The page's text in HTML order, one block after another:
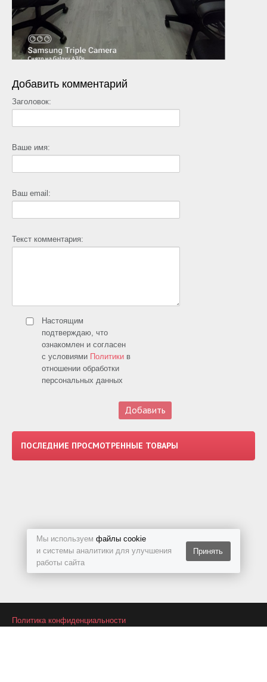
Мы используем файлы cookie
и системы аналитики для улучшения
работы сайта
Принять
Добавить комментарий
Заголовок:
Ваше имя:
Ваш email:
Текст комментария:
Настоящим
подтверждаю, что
ознакомлен и согласен
с условиями Политики в
отношении обработки
персональных данных
ПОСЛЕДНИЕ ПРОСМОТРЕННЫЕ ТОВАРЫ
Политика конфиденциальности